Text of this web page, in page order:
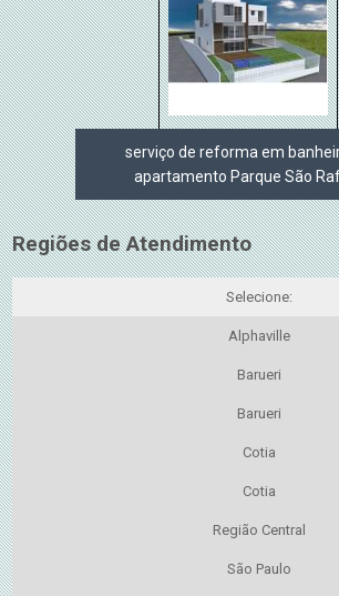
serviço de reforma em
apartamento Parque São
Regiões de Atendimento
Selecione:
Alphaville
Barueri
Barueri
Cotia
Cotia
Região Central
São Paulo